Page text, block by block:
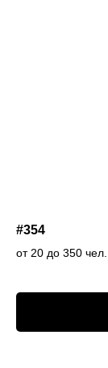
#354
от 20 до 350 чел.